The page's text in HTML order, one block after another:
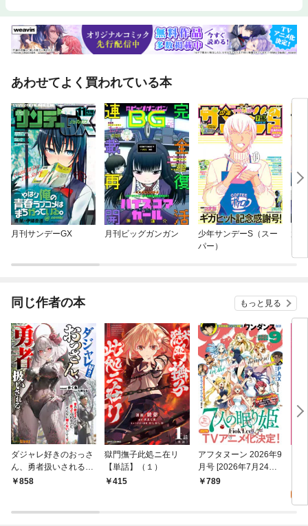
あわせてよく買われている本
月刊サンデーGX 月刊ビッグガンガン
少年サンデーS（スー
パー）
放
同じ作者の本 もっと見る
ダジャレ好きのおっさ
ん、勇者扱いされる～
昔の教え子たちが慕っ
858
獄門撫子此処ニ在リ
【単話】（１）
415
アフタヌーン 2026年9
月号 [2026年7月24日
発売]
789
に
版